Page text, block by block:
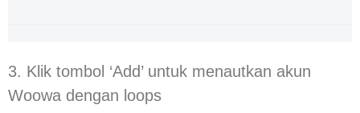
3. Klik tombol ‘Add’ untuk menautkan akun
Woowa dengan loops